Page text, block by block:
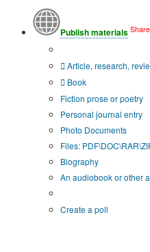
Publish materials
Article, research,
Book
Fiction prose or poetry
Personal journal entry
Photo Documents
Files:
Biography
An audiobook or other
Create a poll